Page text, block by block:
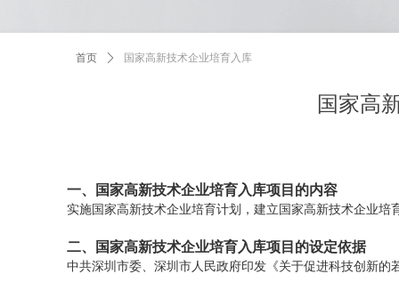
国家高
首页 ꄲ 国家高新技术企业培育入库
一、国家高新技术企业培育入库项目的内容
实施国家高新技术企业培育计划，建立国家高新技术企业培
二、国家高新技术企业培育入库项目的设定依据
中共深圳市委、深圳市人民政府印发《关于促进科技创新的